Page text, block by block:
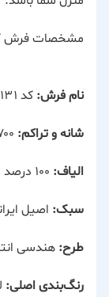
مشخصات فرش کد ۹۱۳۱
نام فرش: کد ۹۱۳۱ روناسی
شانه و تراکم:
الیاف:
سبک: اصیل
طرح: هندسی
رنگ‌بندی اصلی: